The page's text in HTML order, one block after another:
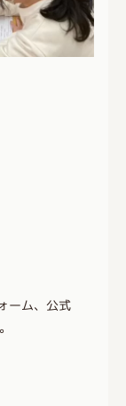
ーム、公式